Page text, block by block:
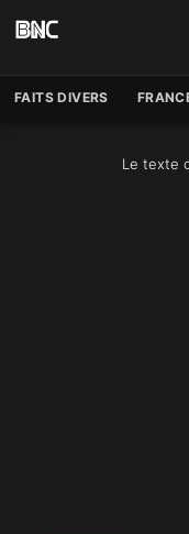
FAITS DIVERS
Le texte